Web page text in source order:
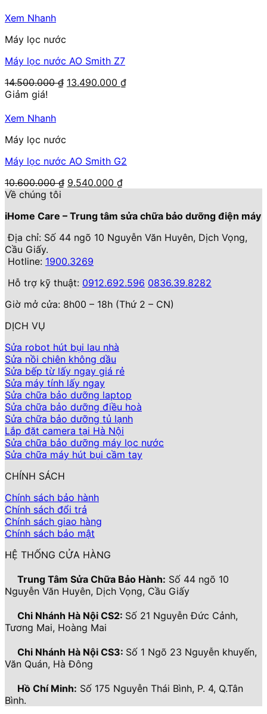
Xem Nhanh
Máy lọc nước
Máy lọc nước AO Smith Z7
14.500.000₫ Giá
13.490.000 ₫Giá
Giảm giá!
Xem Nhanh
Máy lọc nước
Máy lọc nước AO Smith G2
10.600.000₫ Giá
10.600.000 ₫.
9.540.000 ₫Giá
là:
9.540.000 ₫.
Về chúng tôi
iHome Care – Trung tâm sửa chữa bảo dưỡng điện máy
Địa chỉ: Số 44 ngõ 10 Nguyễn Văn Huyên, Dịch Vọng,
Cầu Giấy.
Hotline: 1900.3269
Hỗ trợ kỹ thuật: 0912.692.596 0836.39.8282
Giờ mở cửa: 8h00 – 18h (Thứ 2 – CN)
DỊCH VỤ
Sửa robot hút bụi lau nhà
Sửa nồi chiên không dầu
Sửa bếp từ lấy ngay giá rẻ
Sửa máy tính lấy ngay
Sửa chữa bảo dưỡng laptop
Sửa chữa bảo dưỡng điều hoà
Sửa chữa bảo dưỡng tủ lạnh
Lắp đặt camera tại Hà Nội
Sửa chữa bảo dưỡng máy lọc nước
Sửa chữa máy hút bụi cầm tay
CHÍNH SÁCH
Chính sách bảo hành
Chính sách đổi trả
Chính sách giao hàng
Chính sách bảo mật
HỆ THỐNG CỬA HÀNG
Trung Tâm Sửa Chữa Bảo Hành: Số 44 ngõ 10
Nguyễn Văn Huyên, Dịch Vọng, Cầu Giấy
Chi Nhánh Hà Nội CS2: Số 21 Nguyễn Đức Cảnh,
Tương Mai, Hoàng Mai
Chi Nhánh Hà Nội CS3: Số 1 Ngõ 23 Nguyễn khuyến,
Văn Quán, Hà Đông
Hồ Chí Minh: Số 175 Nguyễn Thái Bình, P. 4, Q.Tân
Bình.